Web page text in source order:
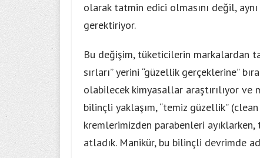
olarak tatmin edici olmasını değil,
gerektiriyor.
Bu değişim, tüketicilerin markalardan
sırları” yerini “güzellik gerçeklerine”
olabilecek kimyasallar araştırılıyor ve
bilinçli yaklaşım, “temiz güzellik”
kremlerimizden parabenleri ayıklarken,
atladık. Manikür, bu bilinçli devrimde